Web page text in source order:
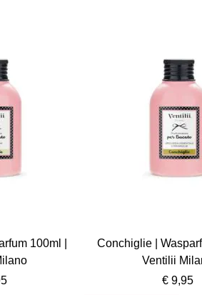
100ml |
Conchiglie |
Ventilii
€ 9,95